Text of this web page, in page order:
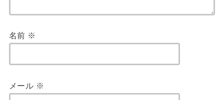
名前 ※
メール ※